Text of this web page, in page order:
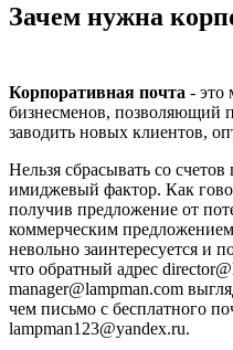
Зачем нужна
Корпоративная почта - это
бизнесменов, позволяющий
заводить новых клиентов,
Нельзя сбрасывать со
имиджевый фактор. Как
получив предложение от
коммерческим
невольно заинтересуется и
что обратный адрес
manager@lampman.com
чем письмо с бесплатного
lampman123@yandex.ru.